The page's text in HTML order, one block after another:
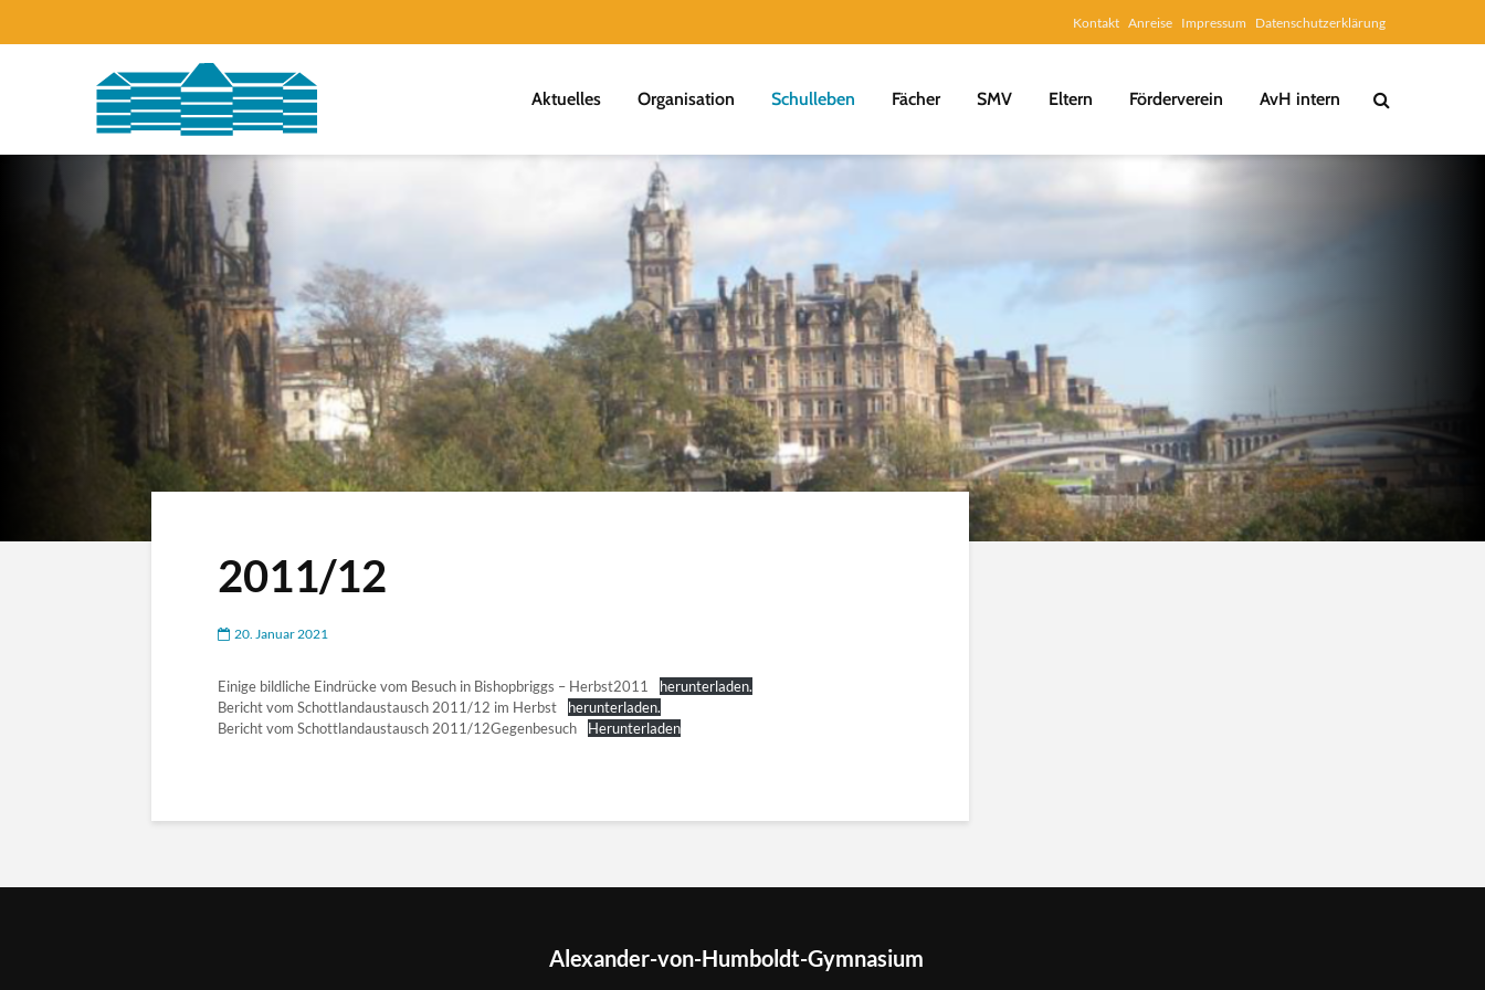
Kontakt Anreise Impressum Datenschutzerklärung
Aktuelles Organisation Schulleben Fächer SMV Eltern Förderverein AvH intern
2011/12
20. Januar 2021
Einige bildliche Eindrücke vom Besuch in Bishopbriggs – Herbst2011
herunterladen.
Bericht vom Schottlandaustausch 2011/12 im Herbst
herunterladen.
Bericht vom Schottlandaustausch 2011/12Gegenbesuch
Herunterladen
Alexander-von-Humboldt-Gymnasium